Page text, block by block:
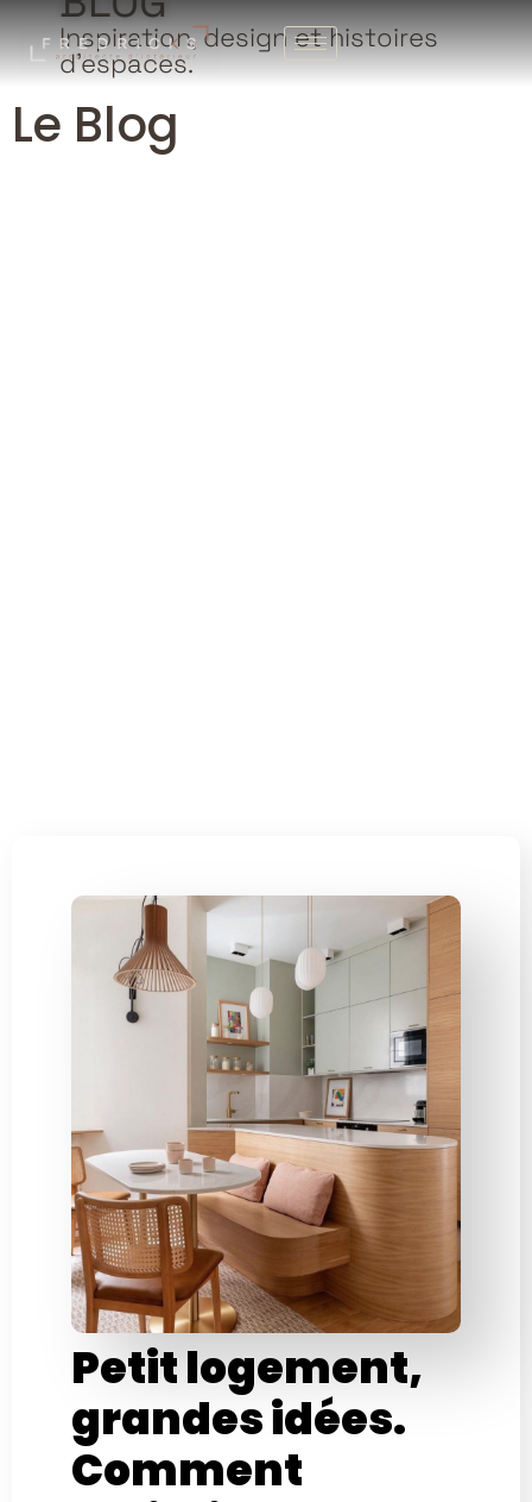
Le Blog
Inspiration, design et histoires
d’espaces.
Petit logement,
grandes idées.
Comment